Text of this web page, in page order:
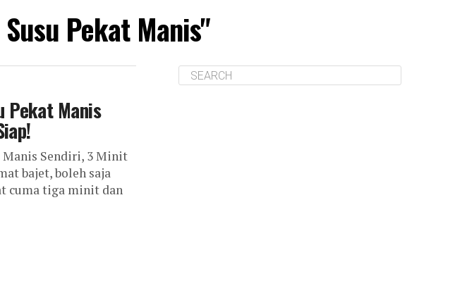
Pekat Manis"
Pekat Manis
Manis Sendiri, 3 Minit
bajet, boleh saja
cuma tiga minit dan